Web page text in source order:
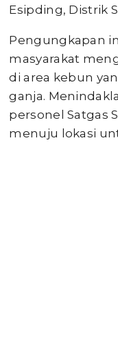
Esipding, Distrik
Pengungkapan
masyarakat
di area kebun
ganja.
personel Satgas
menuju lokasi